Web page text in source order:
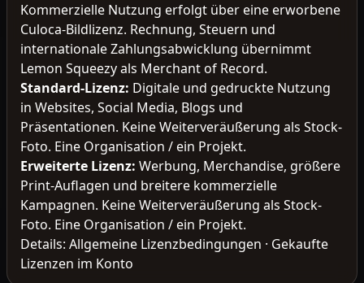
Kommerzielle Nutzung erfolgt über eine erworbene
Culoca-Bildlizenz. Rechnung, Steuern und
internationale Zahlungsabwicklung übernimmt
Lemon Squeezy als Merchant of Record.
Standard-Lizenz: Digitale und gedruckte Nutzung
in Websites, Social Media, Blogs und
Präsentationen. Keine Weiterveräußerung als Stock-
Foto. Eine Organisation / ein Projekt.
Erweiterte Lizenz: Werbung, Merchandise, größere
Print-Auflagen und breitere kommerzielle
Kampagnen. Keine Weiterveräußerung als Stock-
Foto. Eine Organisation / ein Projekt.
Details: Allgemeine Lizenzbedingungen · Gekaufte
Lizenzen im Konto